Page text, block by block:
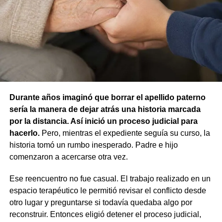
atribuir responsabilidad contravencional por maltrato
animal.
La resolución también descartó la figura de custodia de
animales, ya que esa infracción solo se configura cuando
un animal causa lesiones a una persona por falta de
cuidados de su dueño. En este caso, el daño recayó
resultaba aplicable.
El fallo aclaró que el archivo de la causa
contravencional no impide que el dueño del perro
lesionado reclame por la vía civil una indemnización
por los daños que considere haber sufrido.
Durante años imaginó que borrar el apellido paterno
sería la manera de dejar atrás una historia marcada
por la distancia. Así inició un proceso judicial para
hacerlo.Pero, mientras el expediente seguía su curso, la
historia tomó un rumbo inesperado. Padre e hijo
comenzaron a acercarse otra vez.
Ese reencuentro no fue casual. El trabajo realizado en un
espacio terapéutico le permitió revisar el conflicto desde
otro lugar y preguntarse si todavía quedaba algo por
reconstruir. Entonces eligió detener el proceso judicial,